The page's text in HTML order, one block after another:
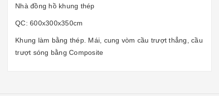
Nhà đồng hồ khung thép
QC: 600x300x350cm
Khung làm bằng thép. Mái, cung vòm cầu trượt thẳng, cầu
trượt sóng bằng Composite